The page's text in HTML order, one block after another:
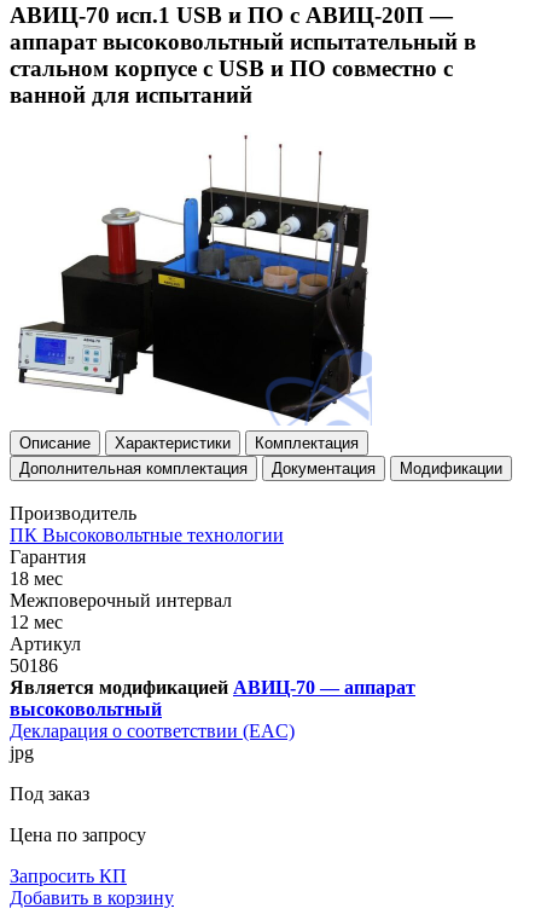
АВИЦ-70 исп.1 USB и ПО c АВИЦ-20П —
аппарат высоковольтный испытательный в
стальном корпусе с USB и ПО совместно с
ванной для испытаний
Описание Характеристики
Комплектация
Дополнительная комплектация
Документация Модификации
Производитель
ПК Высоковольтные технологии
Гарантия
18 мес
Межповерочный интервал
12 мес
Артикул
50186
Является модификацией АВИЦ-70 — аппарат
высоковольтный
Декларация о соответствии (EAC)
jpg
Под заказ
Цена по запросу
Запросить КП
Добавить в корзину